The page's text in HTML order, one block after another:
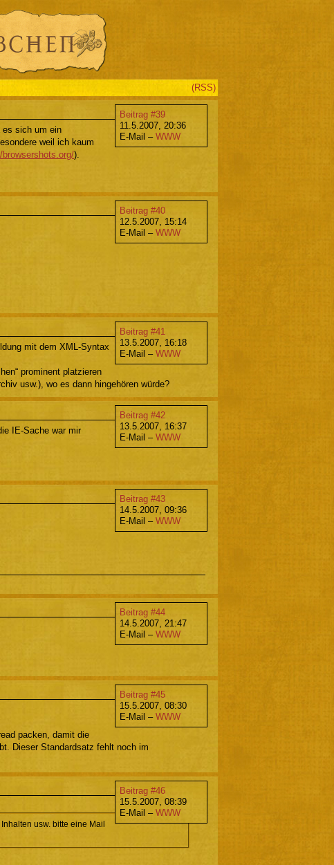
(RSS)
Beitrag #39
11.5.2007, 20:36
E-Mail – WWW
es sich um ein
weil ich kaum
browsershots.org/).
Beitrag #40
12.5.2007, 15:14
E-Mail – WWW
Beitrag #41
13.5.2007, 16:18
E-Mail – WWW
mit dem XML-Syntax
prominent platzieren
usw.), wo es dann hingehören würde?
Beitrag #42
13.5.2007, 16:37
E-Mail – WWW
IE-Sache war mir
Beitrag #43
14.5.2007, 09:36
E-Mail – WWW
Beitrag #44
14.5.2007, 21:47
E-Mail – WWW
Beitrag #45
15.5.2007, 08:30
E-Mail – WWW
packen, damit die
Dieser Standardsatz fehlt noch im
Beitrag #46
15.5.2007, 08:39
E-Mail – WWW
usw. bitte eine Mail